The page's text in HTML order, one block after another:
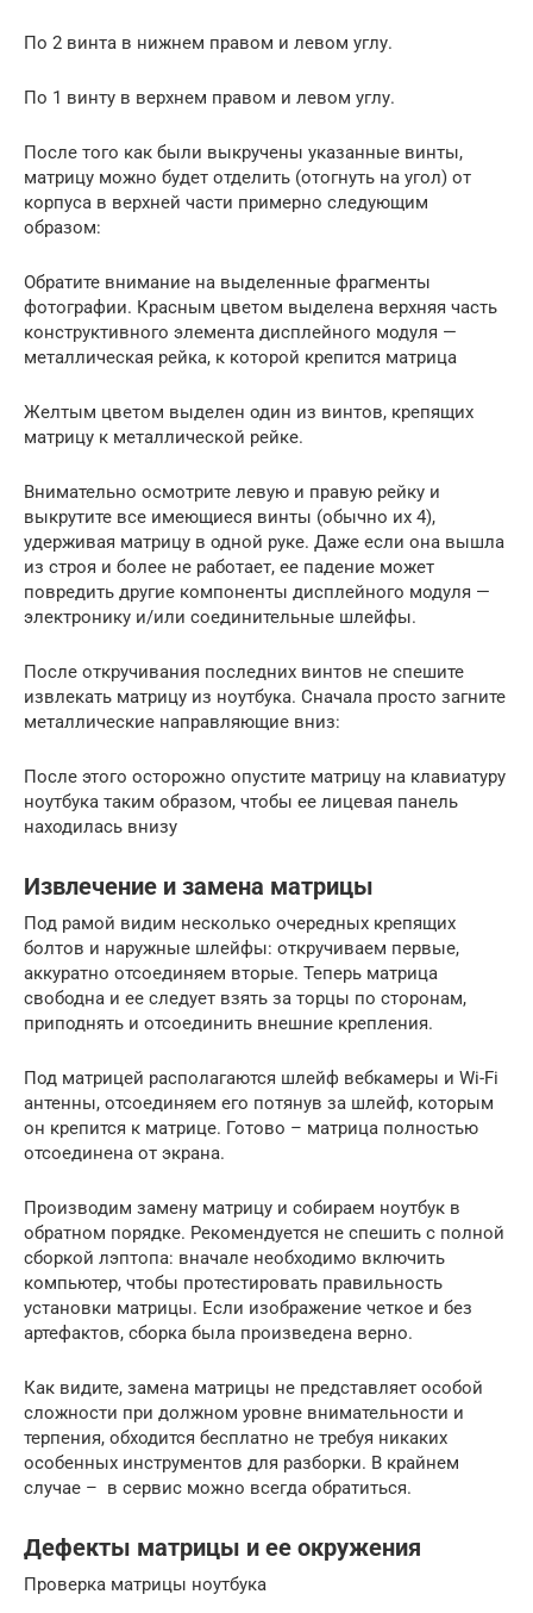
По 2 винта в нижнем правом и левом углу.
По 1 винту в верхнем правом и левом углу.
После того как были выкручены указанные винты,
матрицу можно будет отделить (отогнуть на угол) от
корпуса в верхней части примерно следующим
образом:
Обратите внимание на выделенные фрагменты
фотографии. Красным цветом выделена верхняя часть
конструктивного элемента дисплейного модуля —
металлическая рейка, к которой крепится матрица
Желтым цветом выделен один из винтов, крепящих
матрицу к металлической рейке.
Внимательно осмотрите левую и правую рейку и
выкрутите все имеющиеся винты (обычно их 4),
удерживая матрицу в одной руке. Даже если она вышла
из строя и более не работает, ее падение может
повредить другие компоненты дисплейного модуля —
электронику и/или соединительные шлейфы.
После откручивания последних винтов не спешите
извлекать матрицу из ноутбука. Сначала просто загните
металлические направляющие вниз:
После этого осторожно опустите матрицу на клавиатуру
ноутбука таким образом, чтобы ее лицевая панель
находилась внизу
Извлечение и замена матрицы
Под рамой видим несколько очередных крепящих
болтов и наружные шлейфы: откручиваем первые,
аккуратно отсоединяем вторые. Теперь матрица
свободна и ее следует взять за торцы по сторонам,
приподнять и отсоединить внешние крепления.
Под матрицей располагаются шлейф вебкамеры и Wi-Fi
антенны, отсоединяем его потянув за шлейф, которым
он крепится к матрице. Готово – матрица полностью
отсоединена от экрана.
Производим замену матрицу и собираем ноутбук в
обратном порядке. Рекомендуется не спешить с полной
сборкой лэптопа: вначале необходимо включить
компьютер, чтобы протестировать правильность
установки матрицы. Если изображение четкое и без
артефактов, сборка была произведена верно.
Как видите, замена матрицы не представляет особой
сложности при должном уровне внимательности и
терпения, обходится бесплатно не требуя никаких
особенных инструментов для разборки. В крайнем
случае – в сервис можно всегда обратиться.
Дефекты матрицы и ее окружения
Проверка матрицы ноутбука